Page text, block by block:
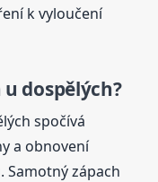
k vyloučení
u dospělých?
spočívá
a obnovení
zápach